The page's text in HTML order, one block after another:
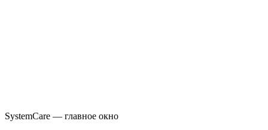
SystemCare — главное окно